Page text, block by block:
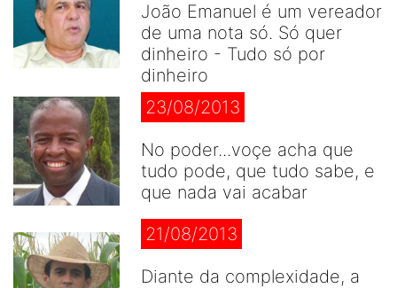
João Emanuel é um vereador
de uma nota só. Só quer
dinheiro - Tudo só por
dinheiro
23/08/2013
No poder...voçe acha que
tudo pode, que tudo sabe, e
que nada vai acabar
21/08/2013
Diante da complexidade, a